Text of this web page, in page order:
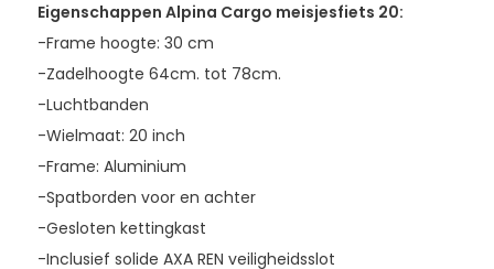
Eigenschappen Alpina Cargo meisjesfiets 20:
-Frame hoogte: 30 cm
-Zadelhoogte 64cm. tot 78cm.
-Luchtbanden
-Wielmaat: 20 inch
-Frame: Aluminium
-Spatborden voor en achter
-Gesloten kettingkast
-Inclusief solide AXA REN veiligheidsslot